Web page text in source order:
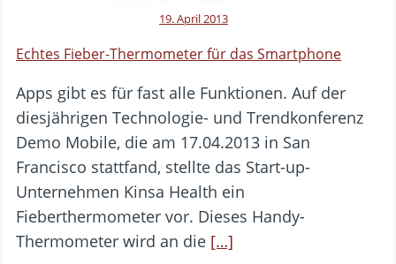
19. April 2013
Echtes Fieber-Thermometer für das Smartphone
Apps gibt es für fast alle Funktionen. Auf der
diesjährigen Technologie- und Trendkonferenz
Demo Mobile, die am 17.04.2013 in San
Francisco stattfand, stellte das Start-up-
Unternehmen Kinsa Health ein
Fieberthermometer vor. Dieses Handy-
Thermometer wird an die […]